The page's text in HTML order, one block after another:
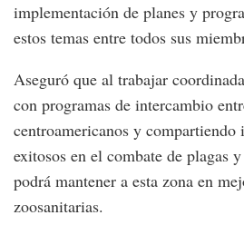
implementación de planes y
estos temas entre todos sus
Aseguró que al trabajar
con programas de intercambio
centroamericanos y compartiendo
exitosos en el combate de plagas
podrá mantener a esta zona en
zoosanitarias.